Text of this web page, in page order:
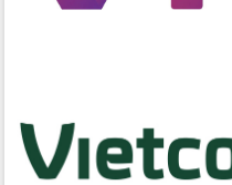
chuyển đổi số cho cán bộ, công chức
Đẩy mạnh cải cách hành chính, quyết
tâm đạt được mục tiêu tăng trưởng
hai con số trong năm 2026